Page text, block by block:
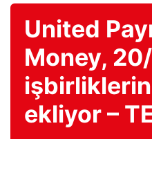
United
Money,
ekliyor –